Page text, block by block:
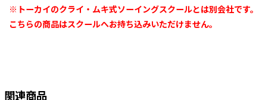
※トーカイのクライ・ムキ式ソーイングスクールとは別会社です。
こちらの商品はスクールへお持ち込みいただけません。
関連商品